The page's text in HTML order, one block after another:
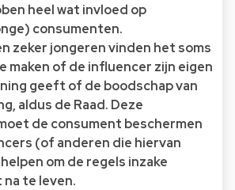
heel wat invloed op
consumenten.
zeker jongeren vinden het soms
maken of de influencer zijn eigen
geeft of de boodschap van
aldus de Raad. Deze
de consument beschermen
(of anderen die hiervan
om de regels inzake
te leven.